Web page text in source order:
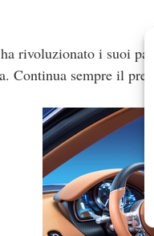
rivoluzionato i suoi
Continua sempre il